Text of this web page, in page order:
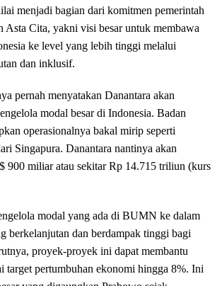
menjadi bagian dari komitmen pemerintah
Asta Cita, yakni visi besar untuk membawa
ke level yang lebih tinggi melalui
dan inklusif.
pernah menyatakan Danantara akan
modal besar di Indonesia. Badan
operasionalnya bakal mirip seperti
Singapura. Danantara nantinya akan
900 miliar atau sekitar Rp 14.715 triliun (kurs
modal yang ada di BUMN ke dalam
berkelanjutan dan berdampak tinggi bagi
proyek-proyek ini dapat membantu
target pertumbuhan ekonomi hingga 8%. Ini